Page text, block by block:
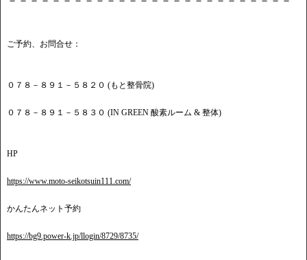
ご予約、お問合せ：
０７８－８９１－５８２０ (もと整骨院)
０７８－８９１－５８３０ (IN GREEN 酸素ルーム & 整体)
HP
https://www.moto-seikotsuin111.com/
かんたんネット予約
https://bg9.power-k.jp/llogin/8729/8735/